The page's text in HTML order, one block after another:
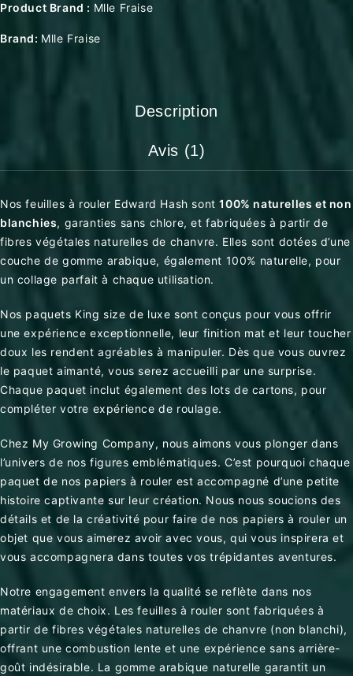
Product Brand : Mlle Fraise
Brand: Mlle Fraise
Description
Avis (1)
Nos feuilles à rouler Edward Hash sont100% naturelles et non
blanchies, garanties sans chlore, et fabriquées à partir de
fibres végétales naturelles de chanvre. Elles sont dotées d’une
couche de gomme arabique, également 100% naturelle, pour
un collage parfait à chaque utilisation.
Nos paquets King size de luxe sont conçus pour vous offrir
une expérience exceptionnelle, leur finition mat et leur toucher
doux les rendent agréables à manipuler. Dès que vous ouvrez
le paquet aimanté, vous serez accueilli par une surprise.
Chaque paquet inclut également des lots de cartons, pour
compléter votre expérience de roulage.
Chez My Growing Company, nous aimons vous plonger dans
l’univers de nos figures emblématiques. C’est pourquoi chaque
paquet de nos papiers à rouler est accompagné d’une petite
histoire captivante sur leur création. Nous nous soucions des
détails et de la créativité pour faire de nos papiers à rouler un
objet que vous aimerez avoir avec vous, qui vous inspirera et
vous accompagnera dans toutes vos trépidantes aventures.
Notre engagement envers la qualité se reflète dans nos
matériaux de choix. Les feuilles à rouler sont fabriquées à
partir de fibres végétales naturelles de chanvre (non blanchi),
offrant une combustion lente et une expérience sans arrière-
goût indésirable. La gomme arabique naturelle garantit un